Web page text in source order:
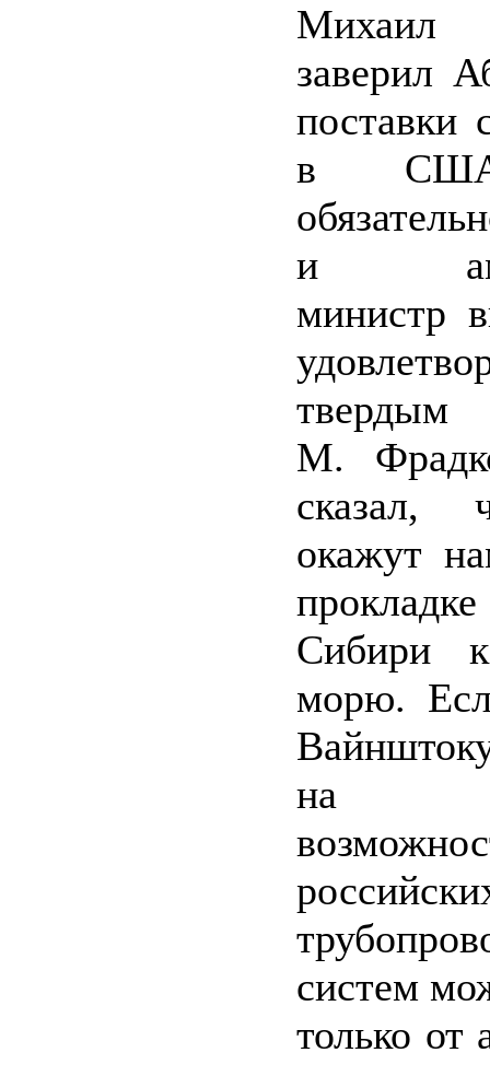
Михаил
заверил
поставки
в США
и
министр
твердым
М.
сказал,
окажут
Сибири
морю.
на
систем
только от